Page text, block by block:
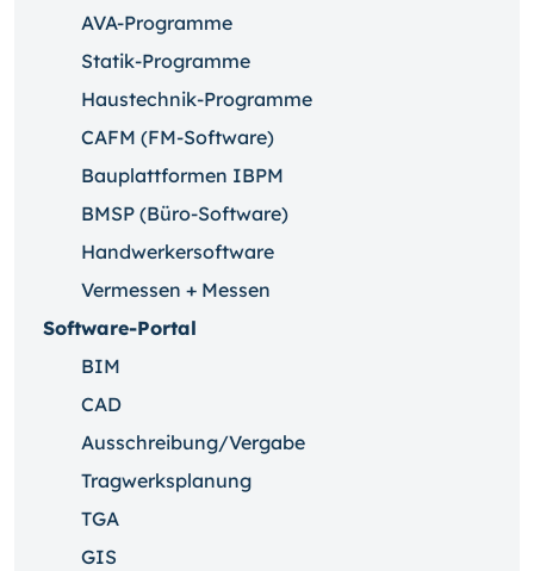
AVA-Programme
Statik-Programme
Haustechnik-Programme
CAFM (FM-Software)
Bauplattformen IBPM
BMSP (Büro-Software)
Handwerkersoftware
Vermessen + Messen
Software-Portal
BIM
CAD
Ausschreibung/Vergabe
Tragwerksplanung
TGA
GIS